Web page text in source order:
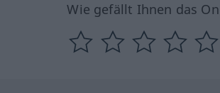
Wie gefällt Ihnen das